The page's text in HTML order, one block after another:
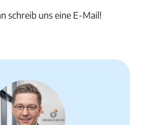
schreib uns eine E-Mail!